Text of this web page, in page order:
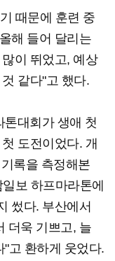
때문에 훈련 중
해 들어 달리는
이 뛰었고, 예상
같다"고 했다.
대회가 생애 첫
도전이었다. 개
록을 측정해본
보 하프마라톤에
썼다. 부산에서
더욱 기쁘고, 늘
고 환하게 웃었다.